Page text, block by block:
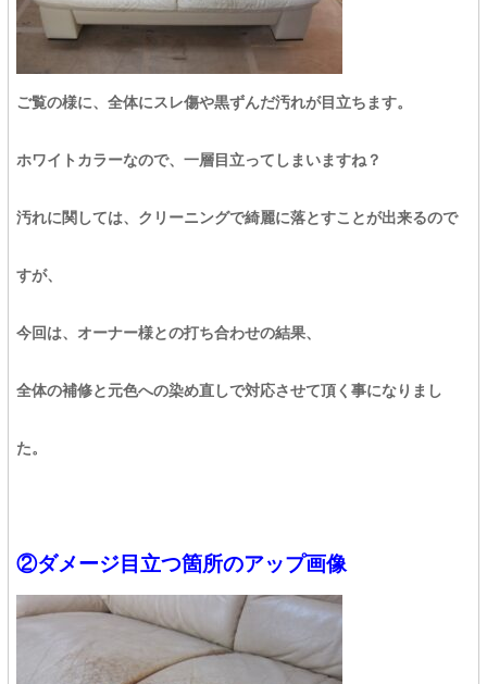
ご覧の様に、全体にスレ傷や黒ずんだ汚れが目立ちます。
ホワイトカラーなので、一層目立ってしまいますね？
汚れに関しては、クリーニングで綺麗に落とすことが出来るので
すが、
今回は、オーナー様との打ち合わせの結果、
全体の補修と元色への染め直しで対応させて頂く事になりまし
た。
②ダメージ目立つ箇所のアップ画像